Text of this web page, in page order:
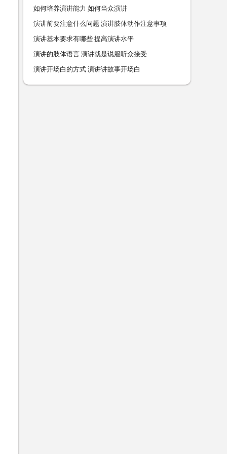
如何培养演讲能力 如何当众演讲
演讲前要注意什么问题 演讲肢体动作注意事项
演讲基本要求有哪些 提高演讲水平
演讲的肢体语言 演讲就是说服听众接受
演讲开场白的方式 演讲讲故事开场白